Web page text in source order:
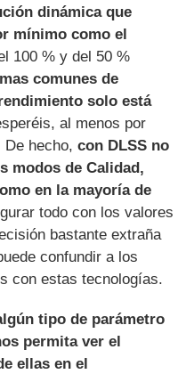
dinámica que
mínimo como el
100 % y del 50 %
comunes de
solo está
al menos por
De hecho,con DLSS no
modos de Calidad,
en la mayoría de
todo con los valores
bastante extraña
confundir a los
con estas tecnologías.
tipo de parámetro
permita ver el
ellas en el